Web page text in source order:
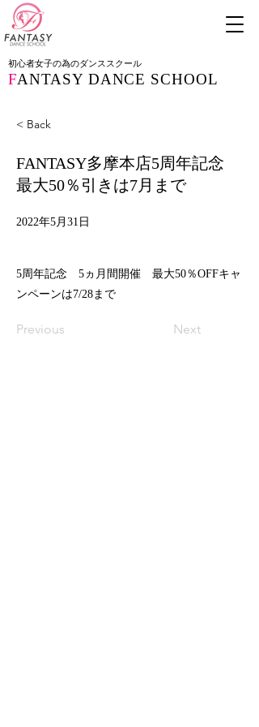
初心者女子の為のダンススクール
FANTASY DANCE SCHOOL
< Back
FANTASY多摩本店5周年記念
最大50％引きは7月まで
2022年5月31日
5周年記念 5ヵ月間開催 最大50％OFFキャ
ンペーンは7/28まで
Previous Next